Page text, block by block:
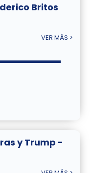
Britos
VER MÁS >
y Trump -